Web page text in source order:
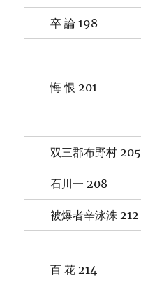
卒 論 198
悔 恨 201
双三郡布野村 205
石川一 208
被爆者辛泳洙 212
百 花 214